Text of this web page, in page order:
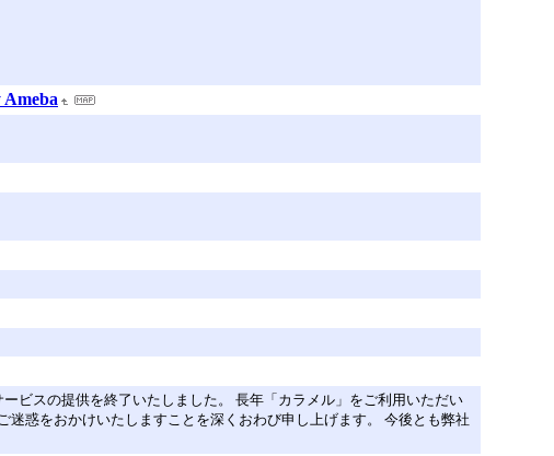
ビスの提供を終了いたしました。 長年「カラメル」をご利用いただい
惑をおかけいたしますことを深くおわび申し上げます。 今後とも弊社